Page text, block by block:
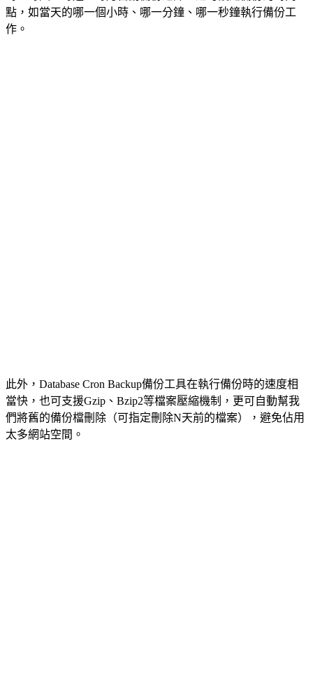
點，如當天的哪一個小時、哪一分鐘、哪一秒鐘執行備份工
作。
此外，Database Cron Backup備份工具在執行備份時的速度相
當快，也可支援Gzip、Bzip2等檔案壓縮機制，更可自動幫我
們將舊的備份檔刪除（可指定刪除N天前的檔案），避免佔用
太多網站空間。